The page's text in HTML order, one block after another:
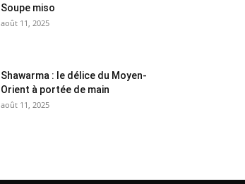
Soupe miso
août 11, 2025
Shawarma : le délice du Moyen-
Orient à portée de main
août 11, 2025